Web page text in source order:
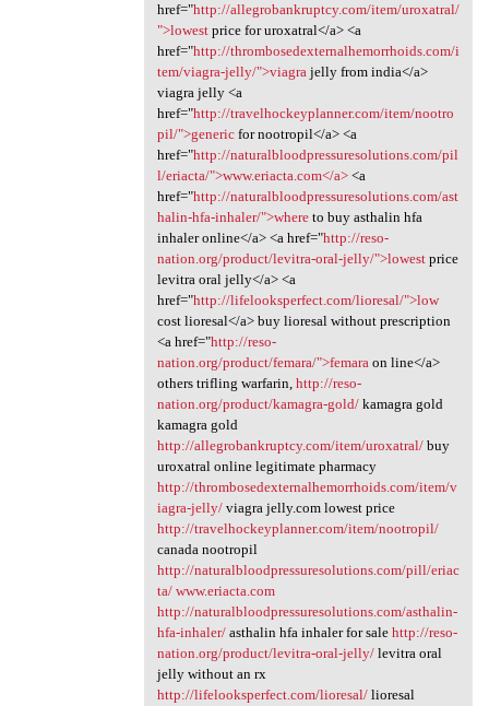
href="http://allegrobankruptcy.com/item/uroxatral/
">lowestprice for uroxatral</a> <a
href="http://thrombosedexternalhemorrhoids.com/i
tem/viagra-jelly/">viagrajelly from india</a>
viagra jelly <a
href="http://travelhockeyplanner.com/item/nootro
pil/">genericfor nootropil</a> <a
href="http://naturalbloodpressuresolutions.com/pil
l/eriacta/">www.eriacta.com</a><a
href="http://naturalbloodpressuresolutions.com/ast
halin-hfa-inhaler/">whereto buy asthalin hfa
inhaler online</a> <a href="http://reso-
nation.org/product/levitra-oral-jelly/">lowestprice
levitra oral jelly</a> <a
href="http://lifelooksperfect.com/lioresal/">low
cost lioresal</a> buy lioresal without prescription
<a href="http://reso-
nation.org/product/femara/">femaraon line</a>
others trifling warfarin, http://reso-
nation.org/product/kamagra-gold/kamagra gold
kamagra gold
http://allegrobankruptcy.com/item/uroxatral/buy
uroxatral online legitimate pharmacy
http://thrombosedexternalhemorrhoids.com/item/v
iagra-jelly/viagra jelly.com lowest price
http://travelhockeyplanner.com/item/nootropil/
canada nootropil
http://naturalbloodpressuresolutions.com/pill/eriac
ta/ www.eriacta.com
http://naturalbloodpressuresolutions.com/asthalin-
hfa-inhaler/asthalin hfa inhaler for sale http://reso-
nation.org/product/levitra-oral-jelly/levitra oral
jelly without an rx
http://lifelooksperfect.com/lioresal/lioresal